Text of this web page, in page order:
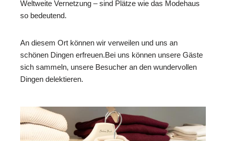
Weltweite Vernetzung – sind Plätze wie das Modehaus
so bedeutend.
An diesem Ort können wir verweilen und uns an
schönen Dingen erfreuen.Bei uns können unsere Gäste
sich sammeln, unsere Besucher an den wundervollen
Dingen delektieren.